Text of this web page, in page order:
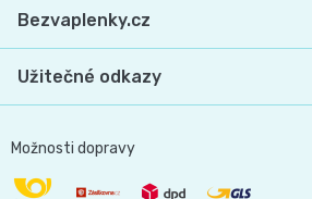
Bezvaplenky.cz
Užitečné odkazy
Možnosti dopravy